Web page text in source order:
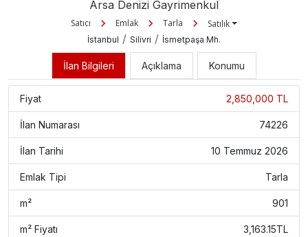
Arsa Denizi Gayrimenkul
Satıcı Emlak Tarla Satılık
İstanbul / Silivri / İsmetpaşa Mh.
İlan Bilgileri Açıklama Konumu
Fiyat 2,850,000 TL
İlan Numarası 74226
İlan Tarihi 10 Temmuz 2026
Emlak Tipi Tarla
m² 901
m² Fiyatı 3,163.15TL